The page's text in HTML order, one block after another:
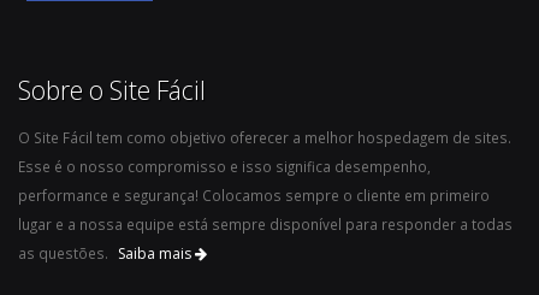
Sobre o Site Fácil
O Site Fácil tem como objetivo oferecer a melhor hospedagem de sites.
Esse é o nosso compromisso e isso significa desempenho,
performance e segurança! Colocamos sempre o cliente em primeiro
lugar e a nossa equipe está sempre disponível para responder a todas
as questões.
Saiba mais